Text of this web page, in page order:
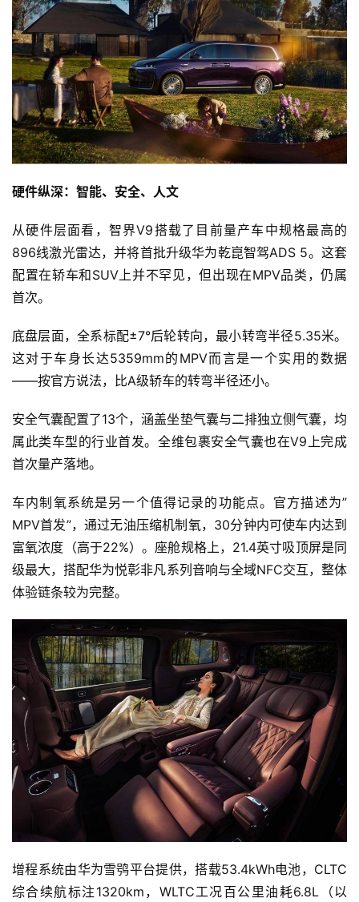
硬件纵深：智能、安全、人文
从硬件层面看，智界V9搭载了目前量产车中规格最高的
896线激光雷达，并将首批升级华为乾崑智驾ADS 5。这套
配置在轿车和SUV上并不罕见，但出现在MPV品类，仍属
首次。
底盘层面，全系标配±7°后轮转向，最小转弯半径5.35米。
这对于车身长达5359mm的MPV而言是一个实用的数据
——按官方说法，比A级轿车的转弯半径还小。
安全气囊配置了13个，涵盖坐垫气囊与二排独立侧气囊，均
属此类车型的行业首发。全维包裹安全气囊也在V9上完成
首次量产落地。
车内制氧系统是另一个值得记录的功能点。官方描述为”
MPV首发”，通过无油压缩机制氧，30分钟内可使车内达到
富氧浓度（高于22%）。座舱规格上，21.4英寸吸顶屏是同
级最大，搭配华为悦彰非凡系列音响与全域NFC交互，整体
体验链条较为完整。
增程系统由华为雪鸮平台提供，搭载53.4kWh电池，CLTC
综合续航标注1320km，WLTC工况百公里油耗6.8L（以